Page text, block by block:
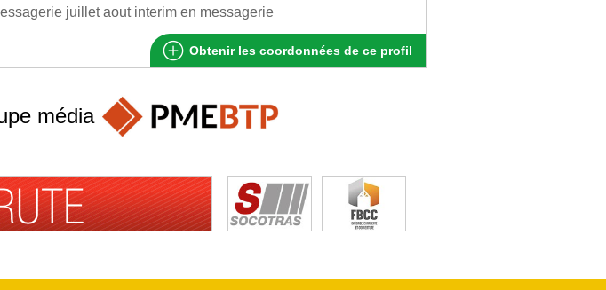
juillet aout interim en messagerie
Obtenir les coordonnées de ce profil
média